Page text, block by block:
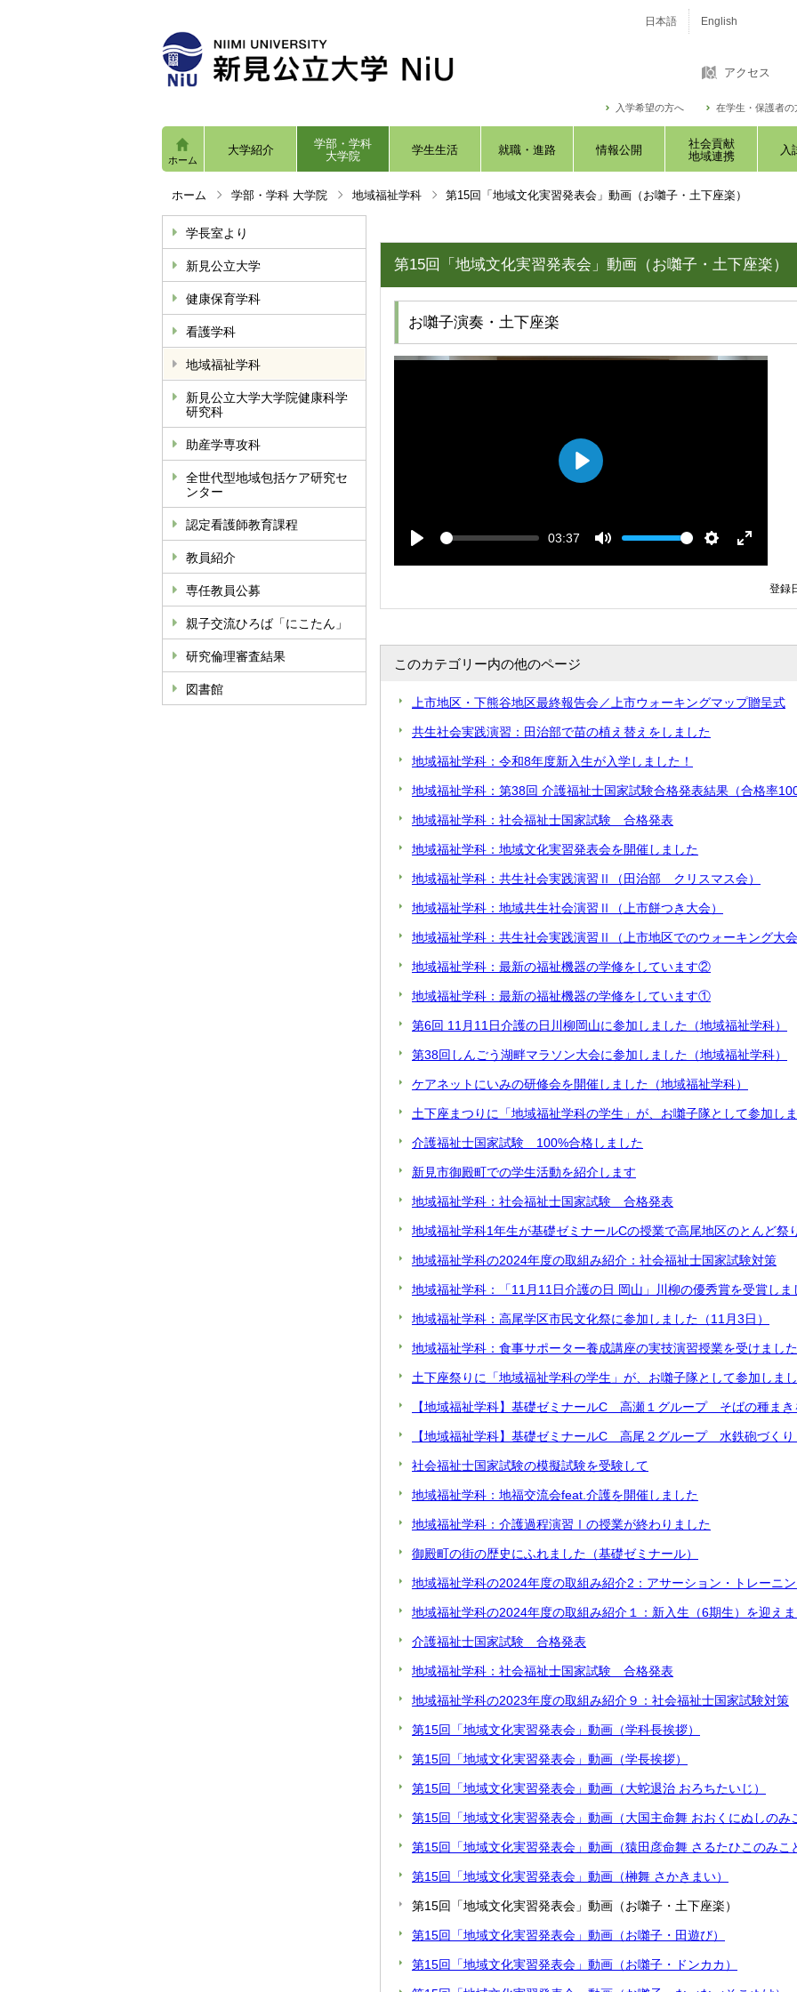
日本語 English
アクセス
入学希望の方へ 在学生・保護者の
ホーム
大学紹介
学部・学科
大学院
学生生活 就職・進路 情報公開
社会貢献
地域連携
入
ホーム 学部・学科 大学院 地域福祉学科 第15回「地域文化実習発表会」動画（お囃子・土下座楽）
学長室より
新見公立大学
健康保育学科
看護学科
地域福祉学科
新見公立大学大学院健康科学
研究科
助産学専攻科
全世代型地域包括ケア研究セ
ンター
認定看護師教育課程
教員紹介
専任教員公募
親子交流ひろば「にこたん」
研究倫理審査結果
図書館
第15回「地域文化実習発表会」動画（お囃子・土下座楽）
お囃子演奏・土下座楽
P
y
S
03:37
e
V
m
t
n
e
f
l
e
登録
このカテゴリー内の他のページ
上市地区・下熊谷地区最終報告会／上市ウォーキングマップ贈呈式
共生社会実践演習：田治部で苗の植え替えをしました
地域福祉学科：令和8年度新入生が入学しました！
地域福祉学科：第38回 介護福祉士国家試験合格発表結果（合格率100
地域福祉学科：社会福祉士国家試験 合格発表
地域福祉学科：地域文化実習発表会を開催しました
地域福祉学科：共生社会実践演習Ⅱ（田治部 クリスマス会）
地域福祉学科：地域共生社会演習Ⅱ（上市餅つき大会）
地域福祉学科：共生社会実践演習Ⅱ（上市地区でのウォーキング大会
地域福祉学科：最新の福祉機器の学修をしています②
地域福祉学科：最新の福祉機器の学修をしています①
第6回 11月11日介護の日川柳岡山に参加しました（地域福祉学科）
第38回しんごう湖畔マラソン大会に参加しました（地域福祉学科）
ケアネットにいみの研修会を開催しました（地域福祉学科）
土下座まつりに「地域福祉学科の学生」が、お囃子隊として参加し
介護福祉士国家試験 100%合格しました
新見市御殿町での学生活動を紹介します
地域福祉学科：社会福祉士国家試験 合格発表
地域福祉学科1年生が基礎ゼミナールCの授業で高尾地区のとんど祭
地域福祉学科の2024年度の取組み紹介：社会福祉士国家試験対策
地域福祉学科：「11月11日介護の日 岡山」川柳の優秀賞を受賞しま
地域福祉学科：高尾学区市民文化祭に参加しました（11月3日）
地域福祉学科：食事サポーター養成講座の実技演習授業を受けました
土下座祭りに「地域福祉学科の学生」が、お囃子隊として参加しま
【地域福祉学科】基礎ゼミナールC 高瀬１グループ そばの種まき
【地域福祉学科】基礎ゼミナールC 高尾２グループ 水鉄砲づくり
社会福祉士国家試験の模擬試験を受験して
地域福祉学科：地福交流会feat.介護を開催しました
地域福祉学科：介護過程演習Ⅰの授業が終わりました
御殿町の街の歴史にふれました（基礎ゼミナール）
地域福祉学科の2024年度の取組み紹介2：アサーション・トレーニ
地域福祉学科の2024年度の取組み紹介１：新入生（6期生）を迎え
介護福祉士国家試験 合格発表
地域福祉学科：社会福祉士国家試験 合格発表
地域福祉学科の2023年度の取組み紹介９：社会福祉士国家試験対策
第15回「地域文化実習発表会」動画（学科長挨拶）
第15回「地域文化実習発表会」動画（学長挨拶）
第15回「地域文化実習発表会」動画（大蛇退治 おろちたいじ）
第15回「地域文化実習発表会」動画（大国主命舞 おおくにぬしのみ
第15回「地域文化実習発表会」動画（猿田彦命舞 さるたひこのみこ
第15回「地域文化実習発表会」動画（榊舞 さかきまい）
第15回「地域文化実習発表会」動画（お囃子・土下座楽）
第15回「地域文化実習発表会」動画（お囃子・田遊び）
第15回「地域文化実習発表会」動画（お囃子・ドンカカ）